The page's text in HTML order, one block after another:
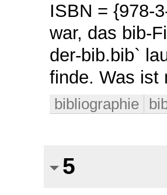
ISBN = {978-
war, das bib-
der-bib.bib`
finde. Was ist
bibliographie
5